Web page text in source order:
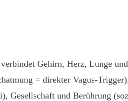
Gehirn, Herz, Lunge und
= direkter Vagus-
und Berührung